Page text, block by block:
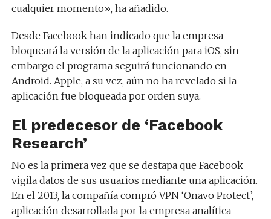
cualquier momento», ha añadido.
Desde Facebook han indicado que la empresa
bloqueará la versión de la aplicación para iOS, sin
embargo el programa seguirá funcionando en
Android. Apple, a su vez, aún no ha revelado si la
aplicación fue bloqueada por orden suya.
El predecesor de ‘Facebook
Research’
No es la primera vez que se destapa que Facebook
vigila datos de sus usuarios mediante una aplicación.
En el 2013, la compañía compró VPN ‘Onavo Protect’,
aplicación desarrollada por la empresa analítica